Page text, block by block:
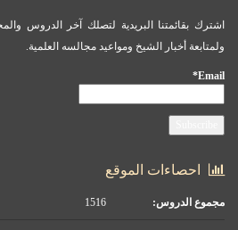
اشترك بقائمتنا البريدية لتصلك آخر الدروس
ولمتابعة أخبار الشيخ ومواعيد مجالسه العلمية.
Email*
احصاءات الموقع
مجموع الدروس: